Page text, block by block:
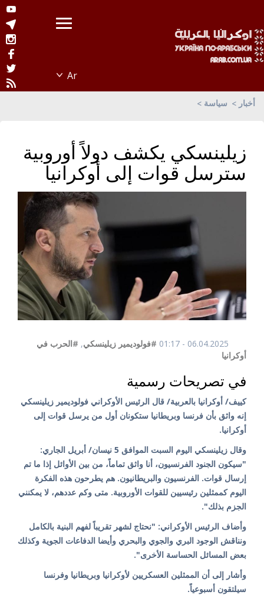
أخبار سياسة
زيلينسكي يكشف دولاً أوروبية
سترسل قوات إلى أوكرانيا
06.04.2025 - 01:17 #فولوديمير زيلينسكي, #الحرب في
أوكرانيا
في تصريحات رسمية
كييف/ أوكرانيا بالعربية/ قال الرئيس الأوكراني فولوديمير زيلينسكي
إنه واثق بأن فرنسا وبريطانيا ستكونان أول من يرسل قوات إلى
أوكرانيا.
وقال زيلينسكي اليوم السبت الموافق 5 نيسان/ أبريل الجاري:
"سيكون الجنود الفرنسيون، أنا واثق تماماً، من بين الأوائل إذا ما تم
إرسال قوات. الفرنسيون والبريطانيون. هم يطرحون هذه الفكرة
اليوم كممثلين رئيسيين للقوات الأوروبية. متى وكم عددهم، لا يمكنني
الجزم بذلك".
وأضاف الرئيس الأوكراني: "نحتاج لشهر تقريباً لفهم البنية بالكامل
ونناقش الوجود البري والجوي والبحري وأيضا الدفاعات الجوية وكذلك
بعض المسائل الحساسة الأخرى".
وأشار إلى أن الممثلين العسكريين لأوكرانيا وبريطانيا وفرنسا
سيلتقون أسبوعياً.